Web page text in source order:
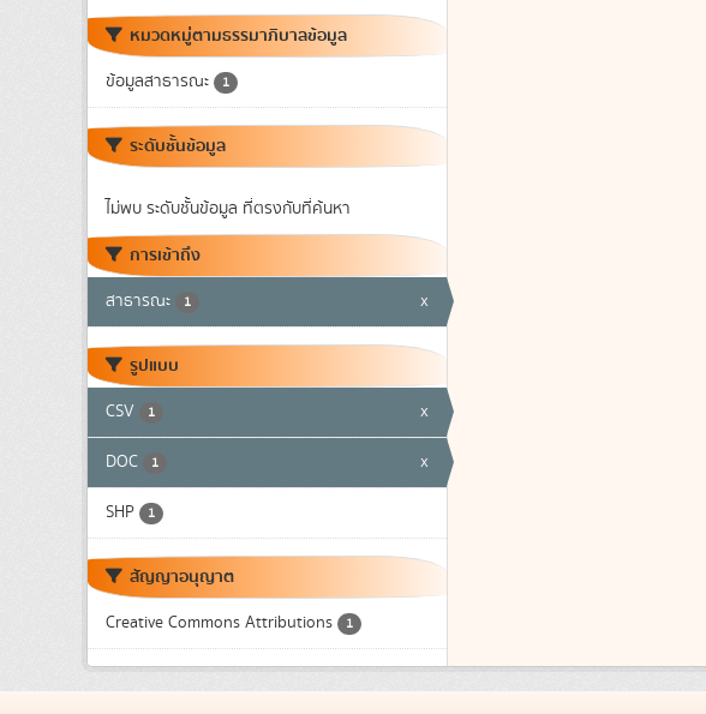
หมวดหมู่ตามธรรมาภิบาลข้อมูล
ข้อมูลสาธารณะ 1
ระดับชั้นข้อมูล
ไม่พบ ระดับชั้นข้อมูล ที่ตรงกับที่ค้นหา
การเข้าถึง
สาธารณะ 1 x
รูปแบบ
CSV 1 x
DOC 1 x
SHP 1
สัญญาอนุญาต
Creative Commons Attributions 1